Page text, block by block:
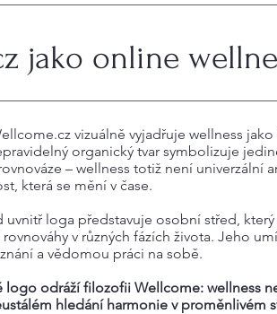
jako online
vizuálně vyjadřuje wellness
organický tvar symbolizuje
– wellness totiž není univerzální
která se mění v čase.
uvnitř loga představuje osobní střed,
v různých fázích života. Jeho
a vědomou práci na sobě.
logo odráží filozofii Wellcome: wellness
hledání harmonie v proměnlivém